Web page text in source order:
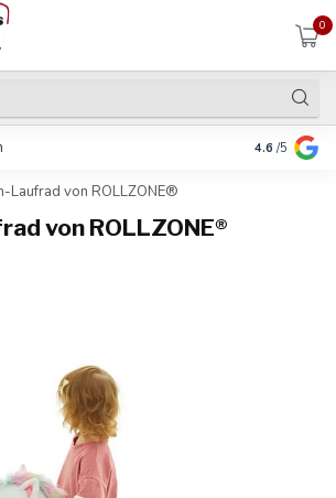
0
In 3 Raten
4.6 /5
Laufrad von ROLLZONE®
von ROLLZONE®